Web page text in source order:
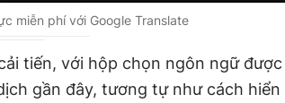
miễn phí với Google Translate
tiến, với hộp chọn ngôn ngữ được
gần đây, tương tự như cách hiển